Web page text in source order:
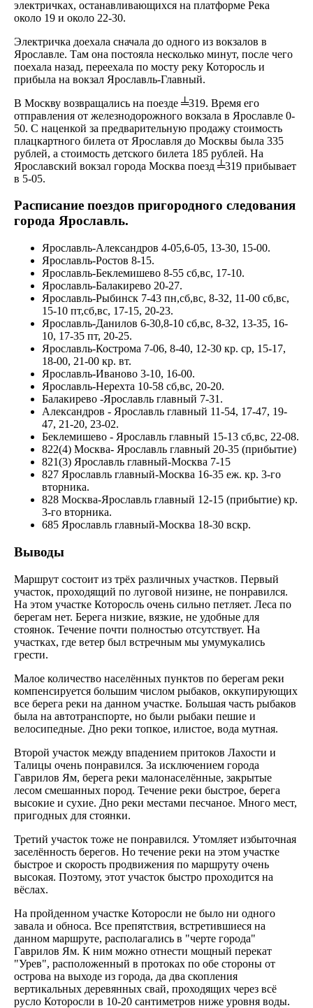
электричках, останавливающихся на платформе Река
около 19 и около 22-30.
Электричка доехала сначала до одного из вокзалов в
Ярославле. Там она постояла несколько минут, после чего
поехала назад, переехала по мосту реку Которосль и
прибыла на вокзал Ярославль-Главный.
В Москву возвращались на поезде ╧319. Время его
отправления от железнодорожного вокзала в Ярославле 0-
50. С наценкой за предварительную продажу стоимость
плацкартного билета от Ярославля до Москвы была 335
рублей, а стоимость детского билета 185 рублей. На
Ярославский вокзал города Москва поезд ╧319 прибывает
в 5-05.
Расписание поездов пригородного следования
города Ярославль.
Ярославль-Александров 4-05,6-05, 13-30, 15-00.
Ярославль-Ростов 8-15.
Ярославль-Беклемишево 8-55 сб,вс, 17-10.
Ярославль-Балакирево 20-27.
Ярославль-Рыбинск 7-43 пн,сб,вс, 8-32, 11-00 сб,вс,
15-10 пт,сб,вс, 17-15, 20-23.
Ярославль-Данилов 6-30,8-10 сб,вс, 8-32, 13-35, 16-
10, 17-35 пт, 20-25.
Ярославль-Кострома 7-06, 8-40, 12-30 кр. ср, 15-17,
18-00, 21-00 кр. вт.
Ярославль-Иваново 3-10, 16-00.
Ярославль-Нерехта 10-58 сб,вс, 20-20.
Балакирево -Ярославль главный 7-31.
Александров - Ярославль главный 11-54, 17-47, 19-
47, 21-20, 23-02.
Беклемишево - Ярославль главный 15-13 сб,вс, 22-08.
822(4) Москва- Ярославль главный 20-35 (прибытие)
821(3) Ярославль главный-Москва 7-15
827 Ярославль главный-Москва 16-35 еж. кр. 3-го
вторника.
828 Москва-Ярославль главный 12-15 (прибытие) кр.
3-го вторника.
685 Ярославль главный-Москва 18-30 вскр.
Выводы
Маршрут состоит из трёх различных участков. Первый
участок, проходящий по луговой низине, не понравился.
На этом участке Которосль очень сильно петляет. Леса по
берегам нет. Берега низкие, вязкие, не удобные для
стоянок. Течение почти полностью отсутствует. На
участках, где ветер был встречным мы умумукались
грести.
Малое количество населённых пунктов по берегам реки
компенсируется большим числом рыбаков, оккупирующих
все берега реки на данном участке. Большая часть рыбаков
была на автотранспорте, но были рыбаки пешие и
велосипедные. Дно реки топкое, илистое, вода мутная.
Второй участок между впадением притоков Лахости и
Талицы очень понравился. За исключением города
Гаврилов Ям, берега реки малонаселённые, закрытые
лесом смешанных пород. Течение реки быстрое, берега
высокие и сухие. Дно реки местами песчаное. Много мест,
пригодных для стоянки.
Третий участок тоже не понравился. Утомляет избыточная
заселённость берегов. Но течение реки на этом участке
быстрое и скорость продвижения по маршруту очень
высокая. Поэтому, этот участок быстро проходится на
вёслах.
На пройденном участке Которосли не было ни одного
завала и обноса. Все препятствия, встретившиеся на
данном маршруте, располагались в "черте города"
Гаврилов Ям. К ним можно отнести мощный перекат
"Урев", расположенный в протоках по обе стороны от
острова на выходе из города, да два скопления
вертикальных деревянных свай, проходящих через всё
русло Которосли в 10-20 сантиметров ниже уровня воды.